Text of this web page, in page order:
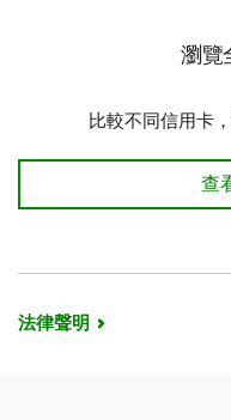
瀏覽
比較不同信用卡
瀏
查
法律聲明